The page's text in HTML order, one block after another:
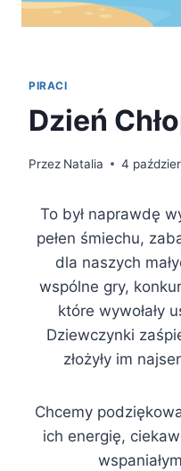
PIRACI
Dzień
Przez Natalia 4
To był naprawdę
pełen śmiechu,
dla naszych
wspólne gry,
które wywołały
Dziewczynki
złożyły im
Chcemy
ich energię,